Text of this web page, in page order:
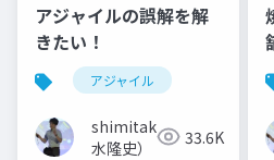
アジャイルの誤解を解
きたい！
アジャイル
shimitaka（清
水隆史）
33.6K